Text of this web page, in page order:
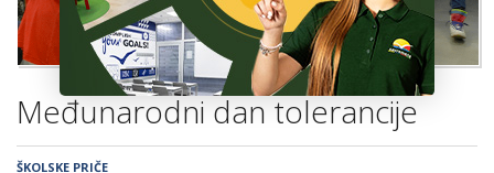
Međunarodni dan tolerancije
ŠKOLSKE PRIČE
BROJ MESTA »
PRIJAVITE SE »